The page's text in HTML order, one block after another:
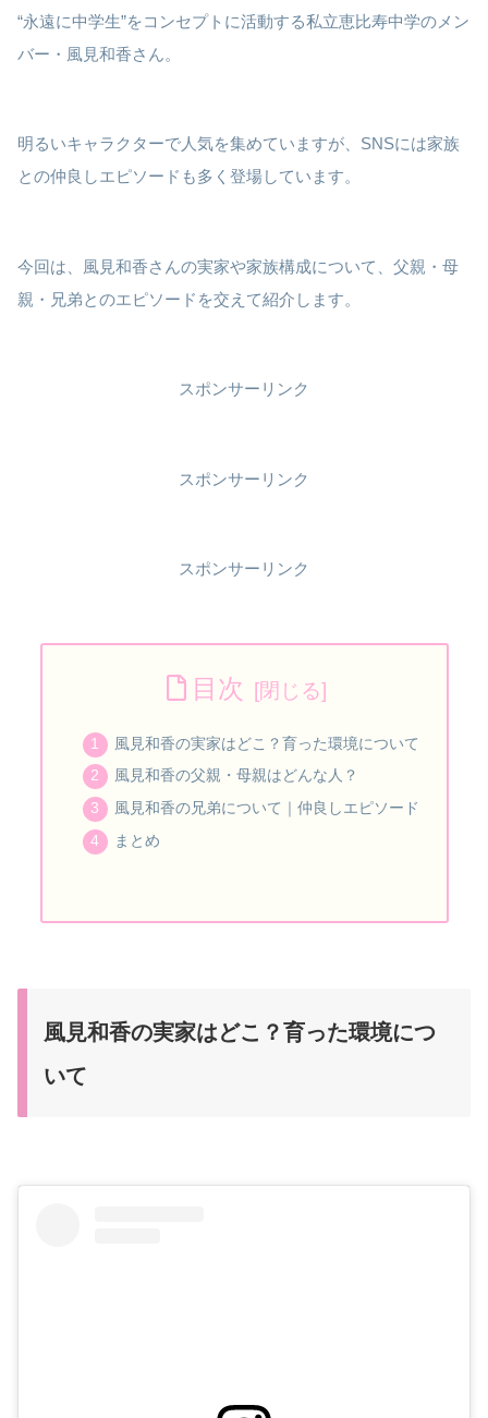
“永遠に中学生”をコンセプトに活動する私立恵比寿中学のメン
バー・風見和香さん。
明るいキャラクターで人気を集めていますが、SNSには家族
との仲良しエピソードも多く登場しています。
今回は、風見和香さんの実家や家族構成について、父親・母
親・兄弟とのエピソードを交えて紹介します。
スポンサーリンク
スポンサーリンク
スポンサーリンク
目次
風見和香の実家はどこ？育った環境について
風見和香の父親・母親はどんな人？
風見和香の兄弟について｜仲良しエピソード
まとめ
風見和香の実家はどこ？育った環境につ
いて